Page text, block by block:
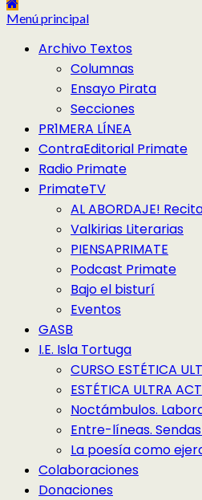
Menú principal
Archivo Textos
Columnas
Ensayo Pirata
Secciones
PR1MERA LÍNEA
ContraEditorial Primate
Radio Primate
PrimateTV
AL ABORDAJE!
Valkirias Literarias
PIENSAPRIMATE
Podcast Primate
Bajo el bisturí
Eventos
GASB
I.E. Isla Tortuga
CURSO ESTÉTICA
ESTÉTICA ULTRA
Noctámbulos.
Entre-líneas.
La poesía como
Colaboraciones
Donaciones